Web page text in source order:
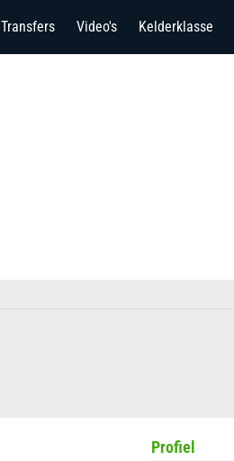
Transfers Video's Kelderklasse
Profiel